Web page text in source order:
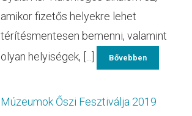
amikor fizetős helyekre lehet
térítésmentesen bemenni, valamint
olyan helyiségek, [...]
Bővebben
Múzeumok Őszi Fesztiválja 2019